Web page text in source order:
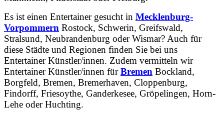
Es ist einen Entertainer gesucht in Mecklenburg-
Vorpommern Rostock, Schwerin, Greifswald,
Stralsund, Neubrandenburg oder Wismar? Auch für
diese Städte und Regionen finden Sie bei uns
Entertainer Künstler/innen. Zudem vermitteln wir
Entertainer Künstler/innen fürBremen Bockland,
Borgfeld, Bremen, Bremerhaven, Cloppenburg,
Findorff, Friesoythe, Ganderkesee, Gröpelingen, Horn-
Lehe oder Huchting.